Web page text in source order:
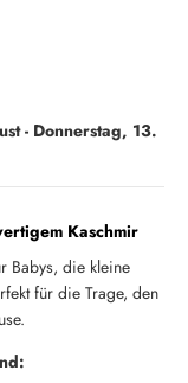
- Donnerstag, 13.
Kaschmir
Babys, die kleine
für die Trage, den